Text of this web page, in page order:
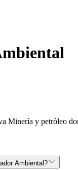
Minería y petróleo
Ambiental?